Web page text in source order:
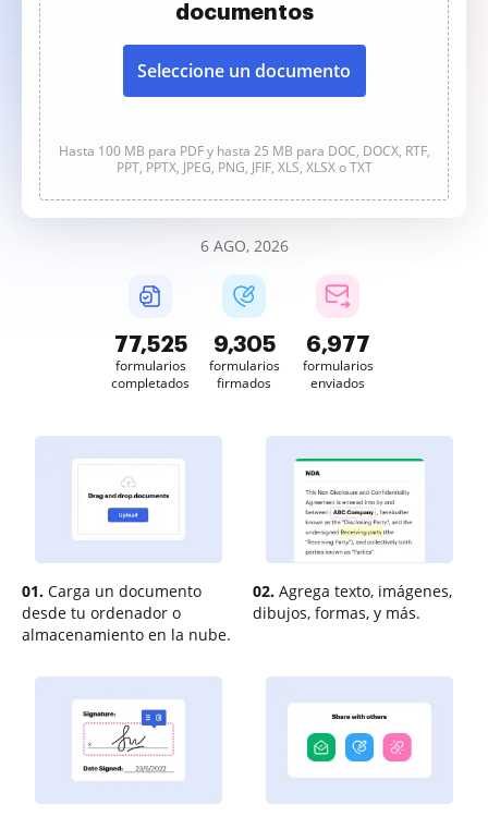
documentos
Seleccione un documento
Hasta 100 MB para PDF y hasta 25 MB para DOC, DOCX, RTF,
PPT, PPTX, JPEG, PNG, JFIF, XLS, XLSX o TXT
6 AGO, 2026
77,525
formularios
completados
9,305
formularios
firmados
6,977
formularios
enviados
01. Carga un documento
desde tu ordenador o
almacenamiento en la nube.
02. Agrega texto, imágenes,
dibujos, formas, y más.